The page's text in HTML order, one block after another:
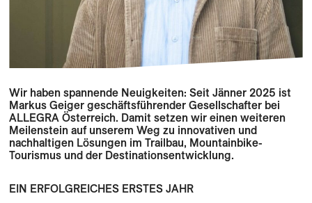
Wir haben spannende Neuigkeiten: Seit Jänner 2025 ist
Markus Geiger geschäftsführender Gesellschafter bei
ALLEGRA Österreich. Damit setzen wir einen weiteren
Meilenstein auf unserem Weg zu innovativen und
nachhaltigen Lösungen im Trailbau, Mountainbike-
Tourismus und der Destinationsentwicklung.
EIN ERFOLGREICHES ERSTES JAHR